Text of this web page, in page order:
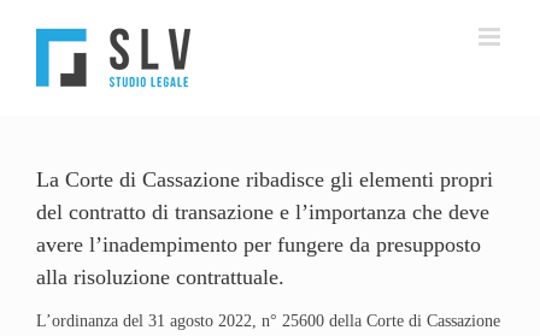
La Corte di Cassazione ribadisce gli elementi propri
del contratto di transazione e l’importanza che deve
avere l’inadempimento per fungere da presupposto
alla risoluzione contrattuale.
L’ordinanza del 31 agosto 2022, n° 25600 della Corte di Cassazione